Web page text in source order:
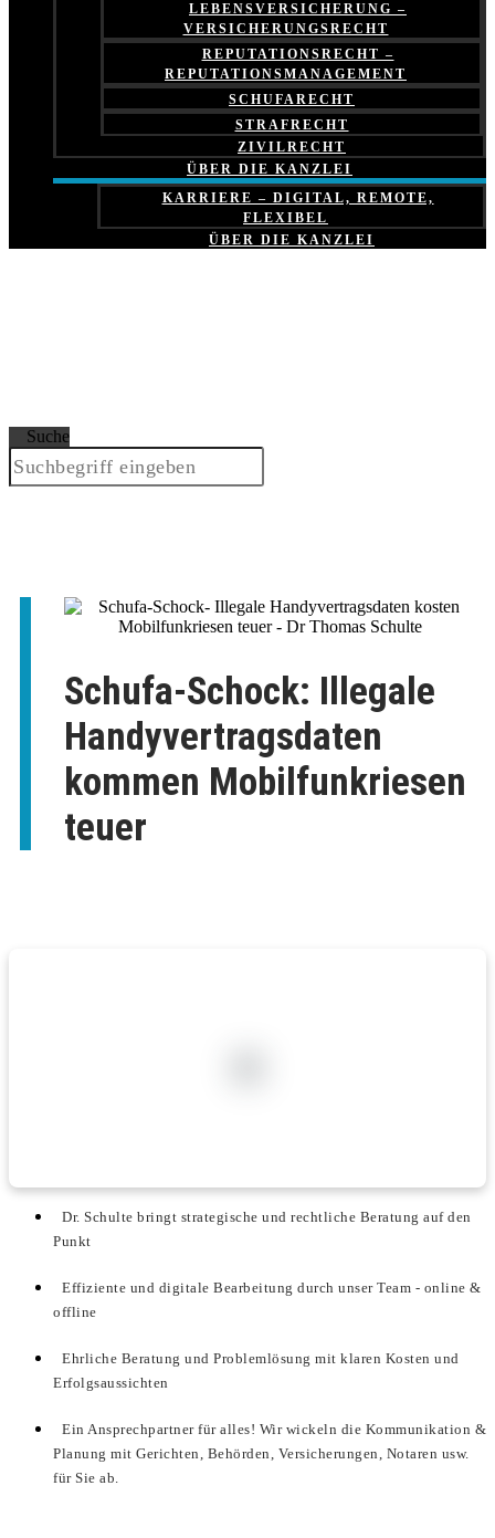
LEBENSVERSICHERUNG –
VERSICHERUNGSRECHT
REPUTATIONSRECHT –
REPUTATIONSMANAGEMENT
SCHUFARECHT
STRAFRECHT
ZIVILRECHT
ÜBER DIE KANZLEI
KARRIERE – DIGITAL, REMOTE,
FLEXIBEL
ÜBER DIE KANZLEI
Suche
Schufa-Schock: Illegale
Handyvertragsdaten
kommen Mobilfunkriesen
teuer
Dr. Schulte bringt strategische und rechtliche Beratung auf den
Punkt
Effiziente und digitale Bearbeitung durch unser Team - online &
offline
Ehrliche Beratung und Problemlösung mit klaren Kosten und
Erfolgsaussichten
Ein Ansprechpartner für alles! Wir wickeln die Kommunikation &
Planung mit Gerichten, Behörden, Versicherungen, Notaren usw.
für Sie ab.